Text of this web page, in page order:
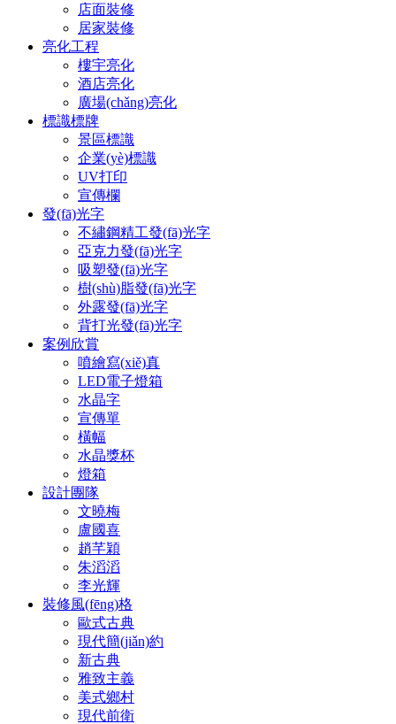
店面裝修
居家裝修
亮化工程
樓宇亮化
酒店亮化
廣場(chǎng)亮化
標識標牌
景區標識
企業(yè)標識
UV打印
宣傳欄
發(fā)光字
不繡鋼精工發(fā)光字
亞克力發(fā)光字
吸塑發(fā)光字
樹(shù)脂發(fā)光字
外露發(fā)光字
背打光發(fā)光字
案例欣賞
噴繪寫(xiě)真
LED電子燈箱
水晶字
宣傳單
橫幅
水晶獎杯
燈箱
設計團隊
文曉梅
盧國喜
趙芊穎
朱滔滔
李光輝
裝修風(fēng)格
歐式古典
現代簡(jiǎn)約
新古典
雅致主義
美式鄉村
現代前衛